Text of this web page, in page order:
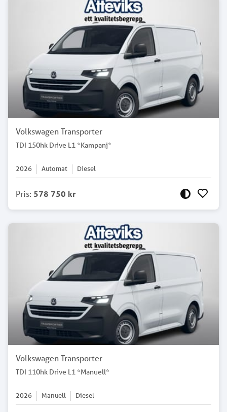
Volkswagen Transporter
TDI 150hk Drive L1 *Kampanj*
2026 Automat Diesel
Pris: 578 750 kr
Volkswagen Transporter
TDI 110hk Drive L1 *Manuell*
2026 Manuell Diesel